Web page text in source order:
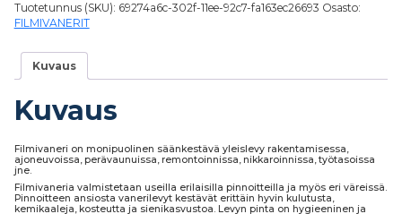
Tuotetunnus (SKU): 69274a6c-302f-11ee-92c7-fa163ec26693 Osasto:
FILMIVANERIT
Kuvaus
Kuvaus
Filmivaneri on monipuolinen säänkestävä yleislevy rakentamisessa,
ajoneuvoissa, perävaunuissa, remontoinnissa, nikkaroinnissa, työtasoissa
jne.
Filmivaneria valmistetaan useilla erilaisilla pinnoitteilla ja myös eri väreissä.
Pinnoitteen ansiosta vanerilevyt kestävät erittäin hyvin kulutusta,
kemikaaleja, kosteutta ja sienikasvustoa. Levyn pinta on hygieeninen ja